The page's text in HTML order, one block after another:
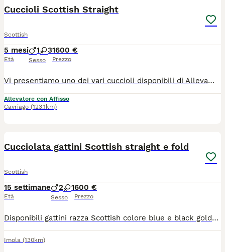
Cuccioli Scottish Straight
Scottish
5 mesi
Età
1 3
Sesso
1600 €
Prezzo
Vi presentiamo uno dei vari cuccioli disponibili di Allevamento Casa HD Von Panty 🐱 Tutti i nostri cuccioli vengono cresciuti per i primi mesi da noi affinché non raggiungono i 3 mesi d’età, momento a partire dal quale saranno pronti ad entrare a far parte della nuova famiglia. 🙋🏻‍♀️ Innamorarsi di questi cuccioli è molto facile. Per questo vi suggeriamo sempre di prenotare il cucciolo con largo anticipo. 🏠Venite a farci visita di persona presso il nostro Allevamento, sarà amore a prima vista ♥️ 💕Inoltre potremmo dialogare assieme per scoprire le vostre affinità con il cucciolo e darvi dei consigli per costruire una piacevole relazione felina. Ricordiamo che tutti i nostri cuccioli vengono ceduti con: 1) Contratto 2) libretto sanitario e Pedigree 3) Vaccinazioni e sverminazione 4) Microchip 5) Certificato di buona salute 6) Test genitori 7)Kit giochi e consigli comportamentali e alimentari per relazionarsi con il cucciolo I nostri cuccioli sono già educati al tiragraffi e all’uso della lettiera. Un animale è magia 👉 ci trovate a: 📍 36062 Villafranca di Verona in via Carlo Alberto, 44 📍42025 Corte Tegge Cavriago (RE) in Via Piero Gobetti,1 ☎️ prendete appuntamento telefonico al 348 4095905 oppure 340 0021208 https://allevamentocasahdvonbaunty.com Ciao 🐾 Milena, Larysa e Fausto 🐾
Allevatore con Affisso
Cavriago (123.1km)
Cucciolata gattini Scottish straight e fold
Scottish
15 settimane
Età
2 1
Sesso
600 €
Prezzo
Disponibili gattini razza Scottish colore blue e black golden shaded. Occhi verdi. Una femmina Straight e due maschi Fold. Muniti di pedigree ministeriale, doppio vaccino, sverminazione, microchip, passaggio di proprietà e libretto sanitario. Genitori testati felv, fiv e pkd. Per info 3356236300
Imola (130km)